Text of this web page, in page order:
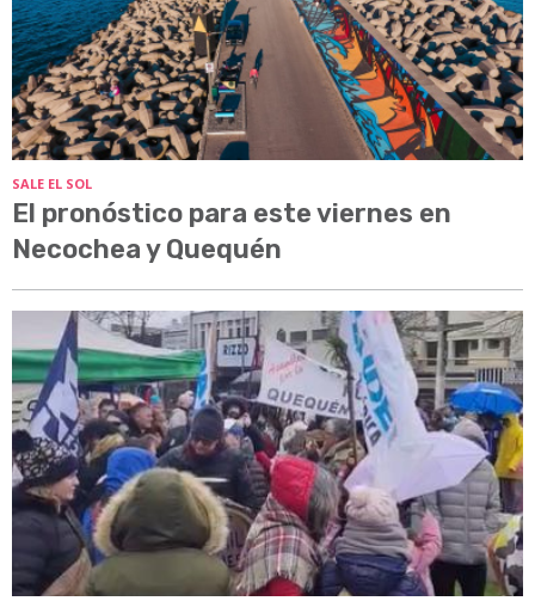
SALE EL SOL
El pronóstico para este viernes en
Necochea y Quequén